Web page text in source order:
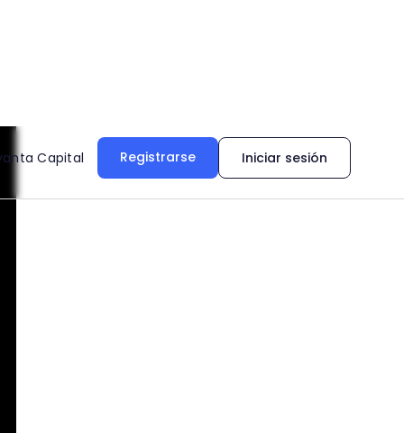
Capital Registrarse Iniciar sesión